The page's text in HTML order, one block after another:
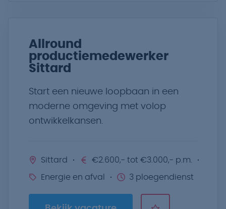
Allround
productiemedewerker
Sittard
Start een nieuwe loopbaan in een
moderne omgeving met volop
ontwikkelkansen.
Sittard €2.600,- tot €3.000,- p.m.
Energie en afval 3 ploegendienst